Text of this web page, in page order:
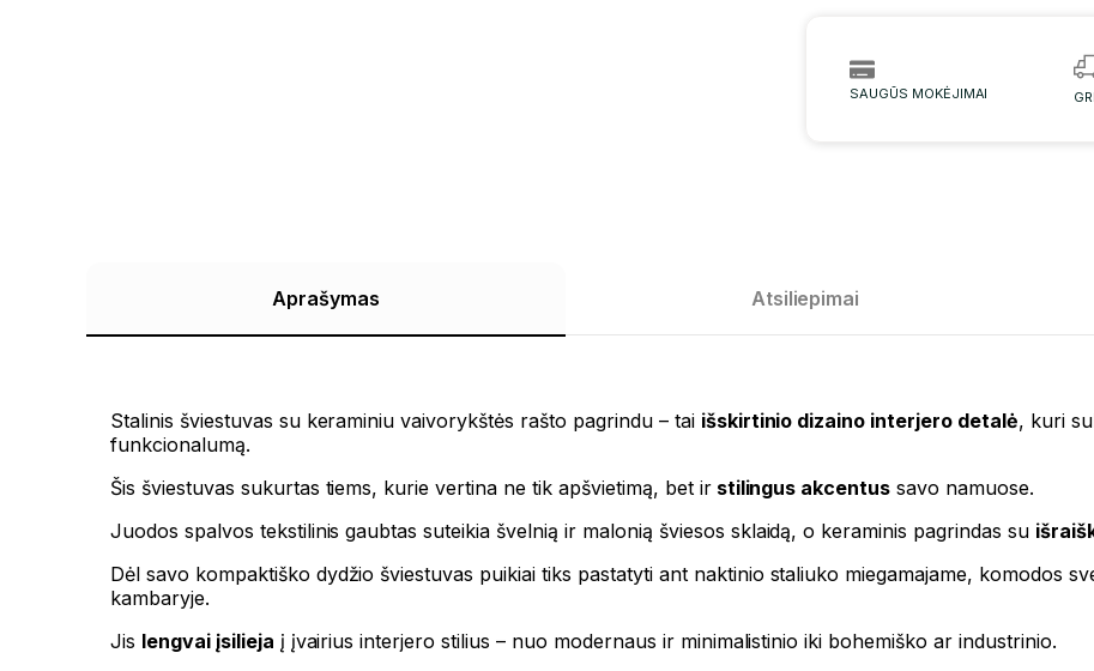
SAUGŪS MOKĖJIMAI
Aprašymas Atsiliepimai
Stalinis šviestuvas su keraminiu vaivorykštės rašto pagrindu – tai išskirtinio dizaino interjero detalė, kuri
funkcionalumą.
Šis šviestuvas sukurtas tiems, kurie vertina ne tik apšvietimą, bet irstilingus akcentus savo namuose.
Juodos spalvos tekstilinis gaubtas suteikia švelnią ir malonią šviesos sklaidą, o keraminis pagrindas su
Dėl savo kompaktiško dydžio šviestuvas puikiai tiks pastatyti ant naktinio staliuko miegamajame, komodos
kambaryje.
Jis lengvai įsilieja į įvairius interjero stilius – nuo modernaus ir minimalistinio iki bohemiško ar industrinio.